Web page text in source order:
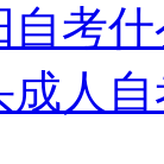
自考
成人